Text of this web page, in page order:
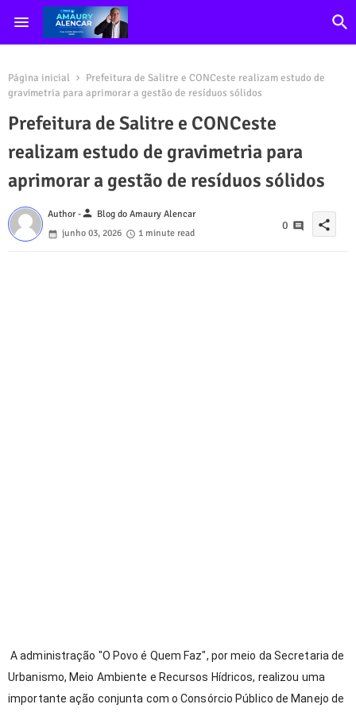
Página inicial
Prefeitura de Salitre e CONCeste realizam estudo de
gravimetria para aprimorar a gestão de resíduos sólidos
Prefeitura de Salitre e CONCeste
realizam estudo de gravimetria para
aprimorar a gestão de resíduos sólidos
Author -person Blog do Amaury Alencar
junho 03, 2026
1 minute read
0 share
A administração "O Povo é Quem Faz", por meio da Secretaria de
Urbanismo, Meio Ambiente e Recursos Hídricos, realizou uma
importante ação conjunta com o Consórcio Público de Manejo de